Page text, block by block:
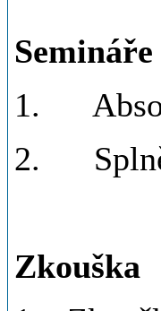
Semináře
1.
2.
Zkouška